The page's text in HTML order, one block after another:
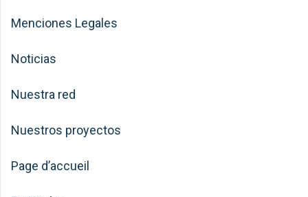
Menciones Legales
Noticias
Nuestra red
Nuestros proyectos
Page d’accueil